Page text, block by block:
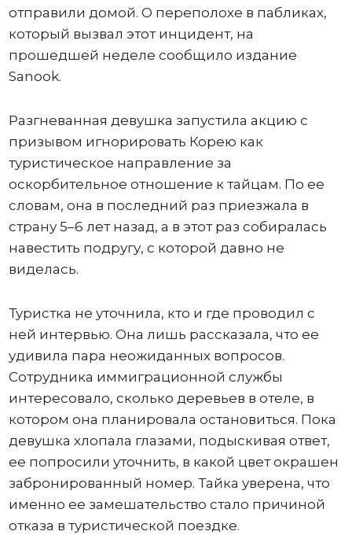
отправили домой. О переполохе в пабликах,
который вызвал этот инцидент, на
прошедшей неделе сообщило издание
Sanook.
Разгневанная девушка запустила акцию с
призывом игнорировать Корею как
туристическое направление за
оскорбительное отношение к тайцам. По ее
словам, она в последний раз приезжала в
страну 5–6 лет назад, а в этот раз собиралась
навестить подругу, с которой давно не
виделась.
Туристка не уточнила, кто и где проводил с
ней интервью. Она лишь рассказала, что ее
удивила пара неожиданных вопросов.
Сотрудника иммиграционной службы
интересовало, сколько деревьев в отеле, в
котором она планировала остановиться. Пока
девушка хлопала глазами, подыскивая ответ,
ее попросили уточнить, в какой цвет окрашен
забронированный номер. Тайка уверена, что
именно ее замешательство стало причиной
отказа в туристической поездке.